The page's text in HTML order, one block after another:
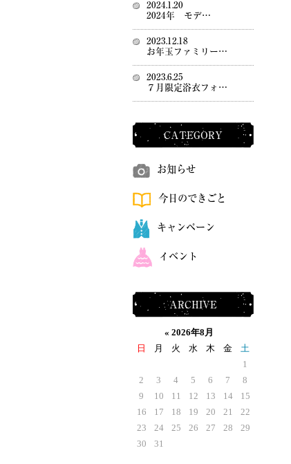
2024.1.20
2024年 モデ…
2023.12.18
お年玉ファミリー…
2023.6.25
７月限定浴衣フォ…
CATEGORY
お知らせ
今日のできごと
キャンペーン
イベント
ARCHIVE
« 2026年8月
日
月 火 水 木 金
土
1
2
3 4 5 6 7
8
9
10 11 12 13 14
15
16
17 18 19 20 21
22
23
24 25 26 27 28
29
30
31